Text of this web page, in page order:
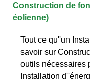
Construction de
éolienne)
Tout ce qu''un
savoir sur
outils nécessaires
Installation